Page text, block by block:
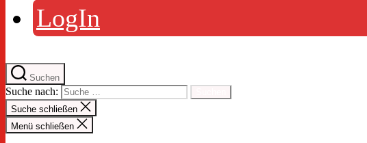
LogIn
Suchen
Suche nach:
Suche schließen
Menü schließen